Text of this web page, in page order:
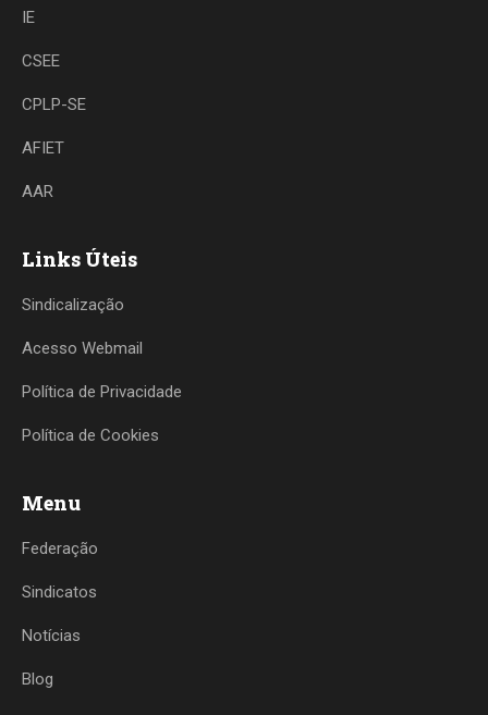
IE
CSEE
CPLP-SE
AFIET
AAR
Links Úteis
Sindicalização
Acesso Webmail
Política de Privacidade
Política de Cookies
Menu
Federação
Sindicatos
Notícias
Blog